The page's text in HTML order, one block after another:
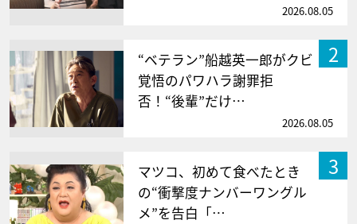
2026.08.05
2
“ベテラン”船越英一郎がクビ
覚悟のパワハラ謝罪拒
否！“後輩”だけ…
2026.08.05
3
マツコ、初めて食べたとき
の“衝撃度ナンバーワングル
メ”を告白「…